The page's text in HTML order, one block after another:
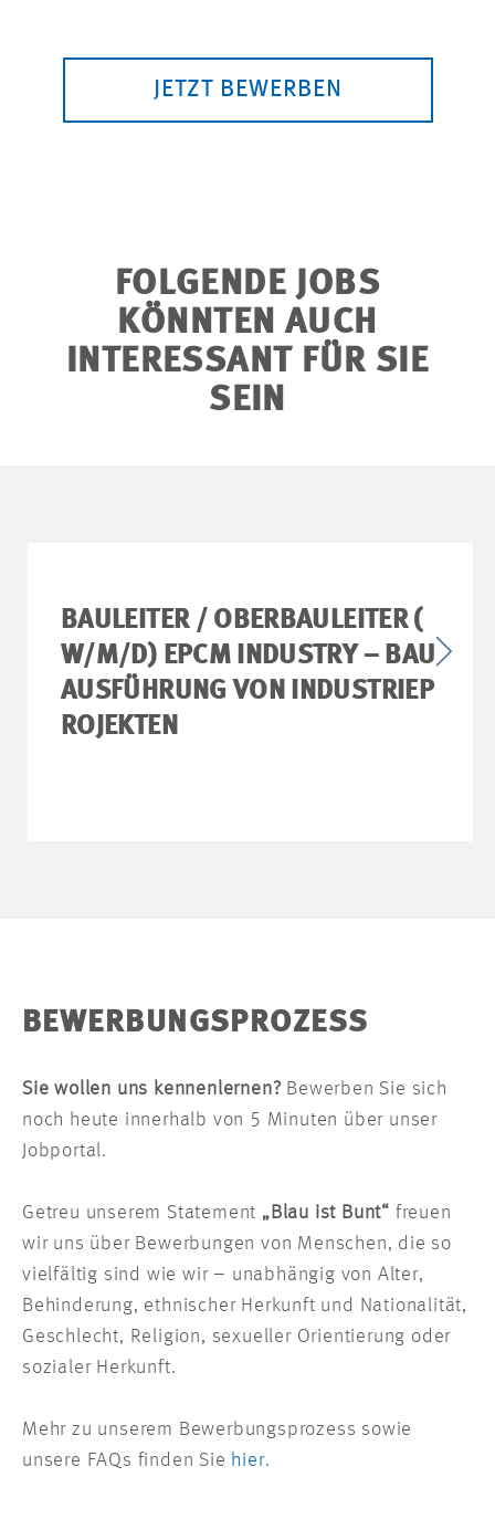
JETZT BEWERBEN
FOLGENDE JOBS
KÖNNTEN AUCH
INTERESSANT FÜR SIE
SEIN
BAULEITER / OBERBAULEITER (
W/M/D) EPCM INDUSTRY – BAU
AUSFÜHRUNG VON INDUSTRIEP
ROJEKTEN
BEWERBUNGSPROZESS
Sie wollen uns kennenlernen?Bewerben Sie sich
noch heute innerhalb von 5 Minuten über unser
Jobportal.
Getreu unserem Statement „Blau ist Bunt“ freuen
wir uns über Bewerbungen von Menschen, die so
vielfältig sind wie wir – unabhängig von Alter,
Behinderung, ethnischer Herkunft und Nationalität,
Geschlecht, Religion, sexueller Orientierung oder
sozialer Herkunft.
Mehr zu unserem Bewerbungsprozess sowie
unsere FAQs finden Sie hier.